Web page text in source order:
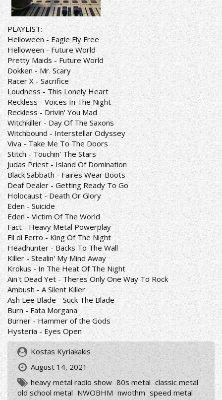
PLAYLIST:
Helloween - Eagle Fly Free
Helloween - Future World
Pretty Maids - Future World
Dokken - Mr. Scary
Racer X - Sacrifice
Loudness - This Lonely Heart
Reckless - Voices In The Night
Reckless - Drivin' You Mad
Witchkiller - Day Of The Saxons
Witchbound - Interstellar Odyssey
Viva - Take Me To The Doors
Stitch - Touchin' The Stars
Judas Priest - Island Of Domination
Black Sabbath - Faires Wear Boots
Deaf Dealer - Getting Ready To Go
Holocaust - Death Or Glory
Eden - Suicide
Eden - Victim Of The World
Fact - Heavy Metal Powerplay
Fil di Ferro - King Of The Night
Headhunter - Backs To The Wall
Killer - Stealin' My Mind Away
Krokus - In The Heat Of The Night
Ain't Dead Yet - Theres Only One Way To Rock
Ambush - A Silent Killer
Ash Lee Blade - Suck The Blade
Burn - Fata Morgana
Burner - Hammer of the Gods
Hysteria - Eyes Open
Kostas Kyriakakis
August 14, 2021
heavy metal radio show 80s metal classic metal
old school metal NWOBHM nwothm speed metal